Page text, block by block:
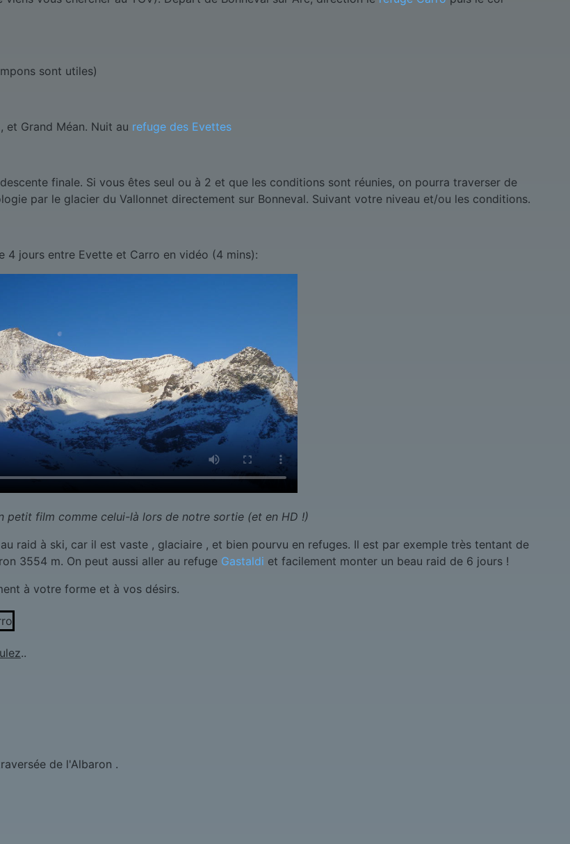
sont utiles)
et Grand Méan. Nuit au refuge des Evettes
finale. Si vous êtes seul ou à 2 et que les conditions sont réunies, on pourra traverser de
par le glacier du Vallonnet directement sur Bonneval. Suivant votre niveau et/ou les conditions.
4 jours entre Evette et Carro en vidéo (4 mins):
petit film comme celui-là lors de notre sortie (et en HD !)
raid à ski, car il est vaste , glaciaire , et bien pourvu en refuges. Il est par exemple très tentant de
3554 m. On peut aussi aller au refuge Gastaldi et facilement monter un beau raid de 6 jours !
à votre forme et à vos désirs.
..
de l'Albaron .